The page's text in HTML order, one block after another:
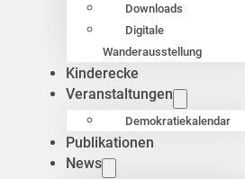
Downloads
Digitale
Wanderausstellung
Kinderecke
Veranstaltungen
Demokratiekalendar
Publikationen
News